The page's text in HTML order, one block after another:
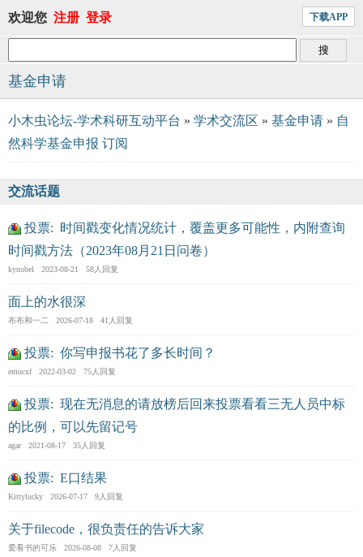
欢迎您 注册 登录 下载APP
基金申请
小木虫论坛-学术科研互动平台 » 学术交流区 » 基金申请 » 自
然科学基金申报 订阅
交流话题
投票: 时间戳变化情况统计，覆盖更多可能性，内附查询
时间戳方法（2023年08月21日问卷）
kynobel 2023-08-21 58人回复
面上的水很深
布布和一二 2026-07-18 41人回复
投票: 你写申报书花了多长时间？
emucxf 2022-03-02 75人回复
投票: 现在无消息的请放榜后回来投票看看三无人员中标
的比例，可以先留记号
agar 2021-08-17 35人回复
投票: E口结果
Kittylucky 2026-07-17 9人回复
关于filecode，很负责任的告诉大家
爱看书的可乐 2026-08-08 7人回复